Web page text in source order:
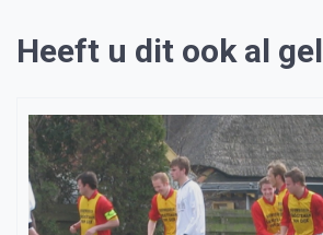
Heeft u dit ook al